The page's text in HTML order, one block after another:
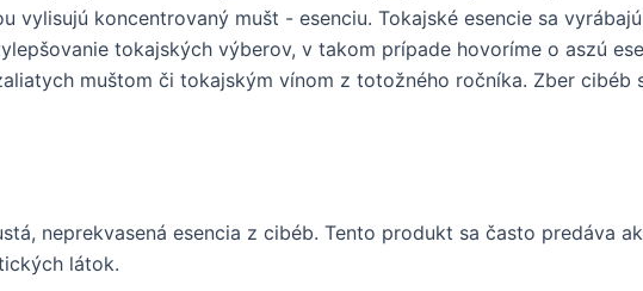
vylisujú koncentrovaný mušt - esenciu. Tokajské esencie sa
tokajských výberov, v takom prípade hovoríme o aszú
muštom či tokajským vínom z totožného ročníka. Zber cibéb
neprekvasená esencia z cibéb. Tento produkt sa často predáva
látok.